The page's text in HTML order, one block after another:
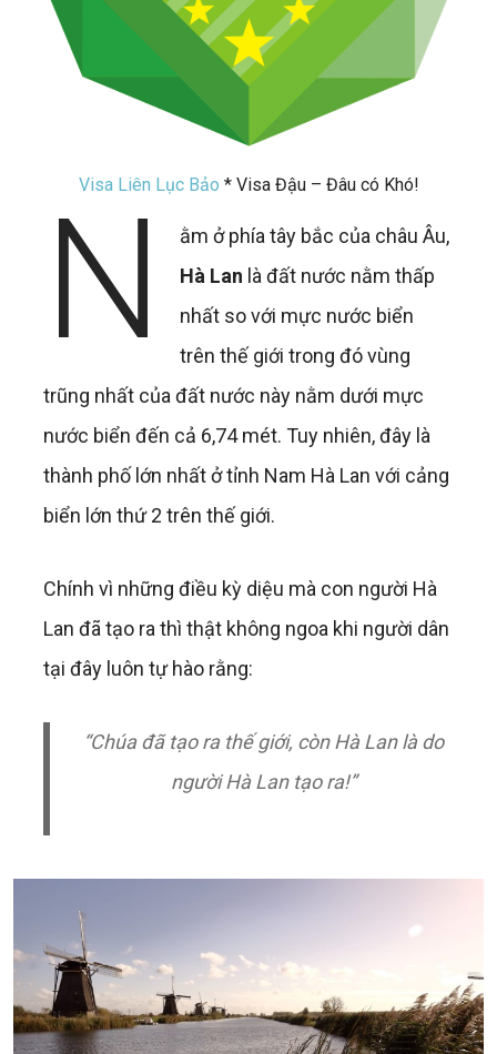
Visa Liên Lục Bảo * Visa Đậu – Đâu có Khó!
N
ằm ở phía tây bắc của châu Âu,
Hà Lan là đất nước nằm thấp
nhất so với mực nước biển
trên thế giới trong đó vùng
trũng nhất của đất nước này nằm dưới mực
nước biển đến cả 6,74 mét. Tuy nhiên, đây là
thành phố lớn nhất ở tỉnh Nam Hà Lan với cảng
biển lớn thứ 2 trên thế giới.
Chính vì những điều kỳ diệu mà con người Hà
Lan đã tạo ra thì thật không ngoa khi người dân
tại đây luôn tự hào rằng:
“Chúa đã tạo ra thế giới, còn Hà Lan là do
người Hà Lan tạo ra!”